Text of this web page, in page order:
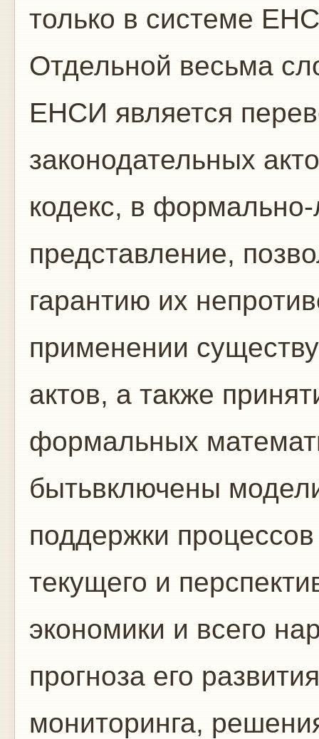
только в системе
Отдельной весьма
ЕНСИ является
законодательных
кодекс, в формально-
представление,
гарантию их
применении
актов, а также
формальных
бытьвключены
поддержки
текущего и
экономики и всего
прогноза его
мониторинга,